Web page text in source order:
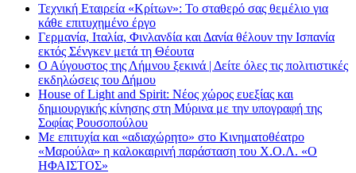
Τεχνική Εταιρεία «Κρίτων»: Το σταθερό σας θεμέλιο για
κάθε επιτυχημένο έργο
Γερμανία, Ιταλία, Φινλανδία και Δανία θέλουν την Ισπανία
εκτός Σένγκεν μετά τη Θέουτα
Ο Αύγουστος της Λήμνου ξεκινά | Δείτε όλες τις πολιτιστικές
εκδηλώσεις του Δήμου
House of Light and Spirit: Νέος χώρος ευεξίας και
δημιουργικής κίνησης στη Μύρινα με την υπογραφή της
Σοφίας Ρουσοπούλου
Με επιτυχία και «αδιαχώρητο» στο Κινηματοθέατρο
«Μαρούλα» η καλοκαιρινή παράσταση του Χ.Ο.Λ. «Ο
ΗΦΑΙΣΤΟΣ»